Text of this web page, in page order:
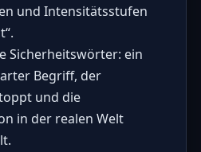
und Intensitätsstufen
Sicherheitswörter: ein
Begriff, der
und die
in der realen Welt